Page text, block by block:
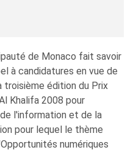
de Monaco fait savoir
à candidatures en vue de
troisième édition du Prix
Khalifa 2008 pour
l'information et de la
pour lequel le thème
numériques